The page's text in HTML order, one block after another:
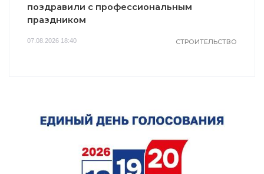
поздравили с профессиональным
праздником
07.08.2026 18:40 СТРОИТЕЛЬСТВО